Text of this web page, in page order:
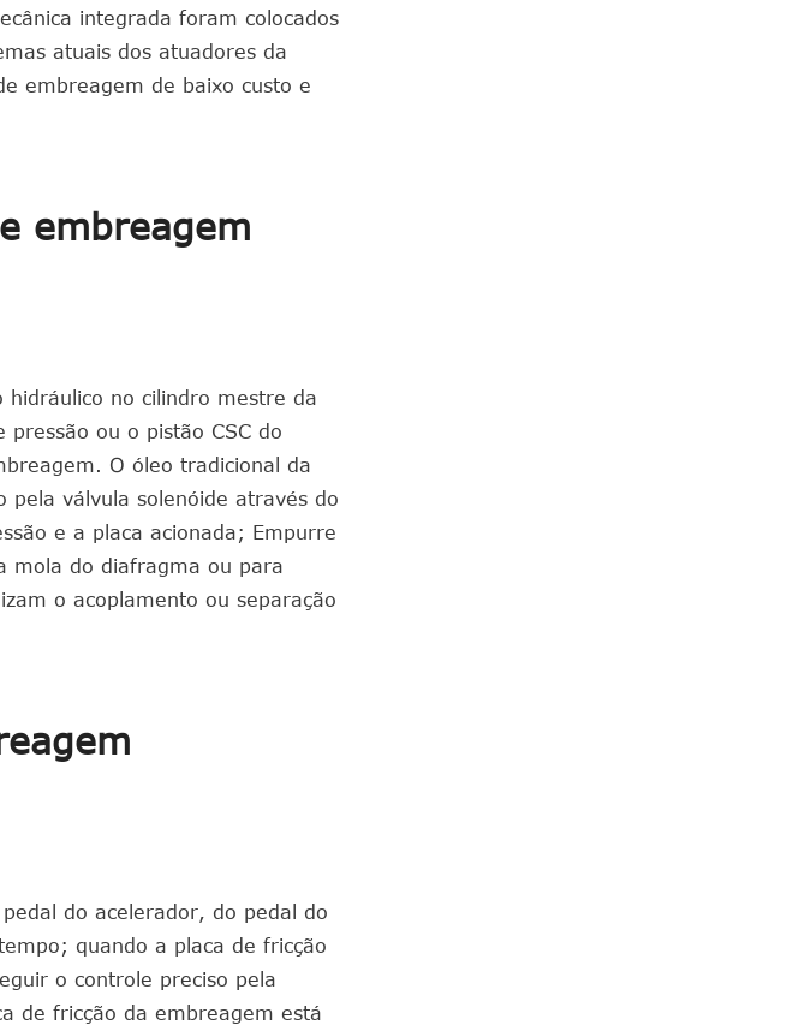
integrada foram colocados
atuais dos atuadores da
embreagem de baixo custo e
embreagem
no cilindro mestre da
ou o pistão CSC do
O óleo tradicional da
pela válvula solenóide através do
e a placa acionada; Empurre
mola do diafragma ou para
o acoplamento ou separação
do acelerador, do pedal do
quando a placa de fricção
o controle preciso pela
de fricção da embreagem está